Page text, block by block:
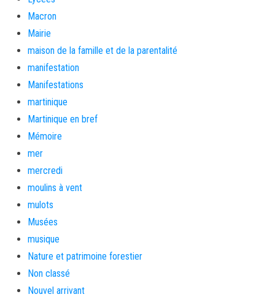
Macron
Mairie
maison de la famille et de la parentalité
manifestation
Manifestations
martinique
Martinique en bref
Mémoire
mer
mercredi
moulins à vent
mulots
Musées
musique
Nature et patrimoine forestier
Non classé
Nouvel arrivant